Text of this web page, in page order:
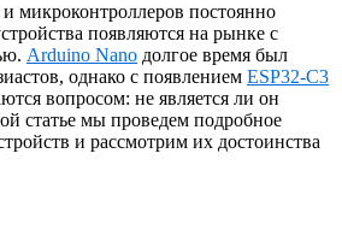
микроконтроллеров постоянно
появляются на рынке с
Arduino Nano долгое время был
однако с появлением ESP32-C3
вопросом: не является ли он
статье мы проведем подробное
и рассмотрим их достоинства